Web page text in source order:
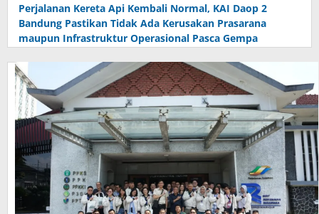
Perjalanan Kereta Api Kembali Normal, KAI Daop 2
Bandung Pastikan Tidak Ada Kerusakan Prasarana
maupun Infrastruktur Operasional Pasca Gempa